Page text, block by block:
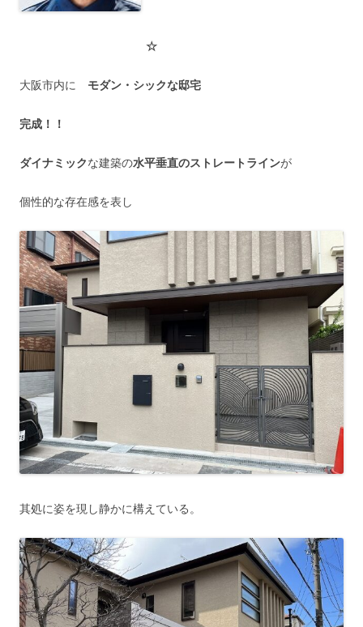
☆
大阪市内に モダン・シックな邸宅
完成！！
ダイナミックな建築の水平垂直のストレートラインが
個性的な存在感を表し
其処に姿を現し静かに構えている。